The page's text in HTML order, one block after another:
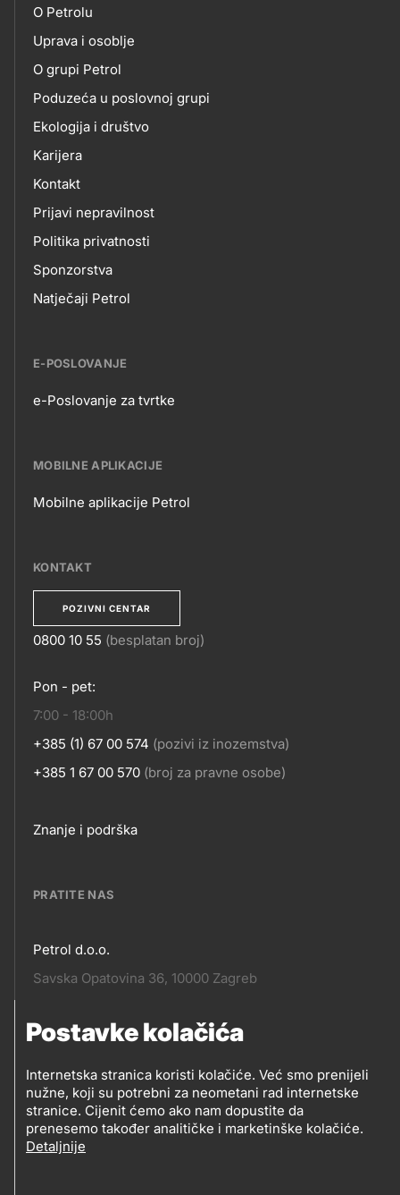
Postavke kolačića
Internetska stranica koristi kolačiće. Već smo prenijeli
nužne, koji su potrebni za neometani rad internetske
stranice. Cijenit ćemo ako nam dopustite da
prenesemo također analitičke i marketinške kolačiće.
Detaljnije
skupno.footer-
title???
O
NAMA
O Petrolu
Uprava i osoblje
O grupi Petrol
Poduzeća u poslovnoj grupi
Ekologija i društvo
Karijera
Kontakt
Prijavi nepravilnost
Politika privatnosti
Sponzorstva
Natječaji Petrol
E-POSLOVANJE
POSLOVANJE
e-Poslovanje za tvrtke
MOBILNE APLIKACIJE
APLIKACIJE
Mobilne aplikacije Petrol
KONTAKT
POZIVNI CENTAR
KONTAKT
0800 10 55 (besplatan broj)
Pon - pet:
7:00 - 18:00h
+385 (1) 67 00 574 (pozivi iz inozemstva)
+385 1 67 00 570 (broj za pravne osobe)
Footer
Znanje i podrška
PRATITE NAS
Pratite
Petrol d.o.o.
Savska Opatovina 36, 10000 Zagreb
Pratite
nas
Social
media
PRATITE PETROL NA